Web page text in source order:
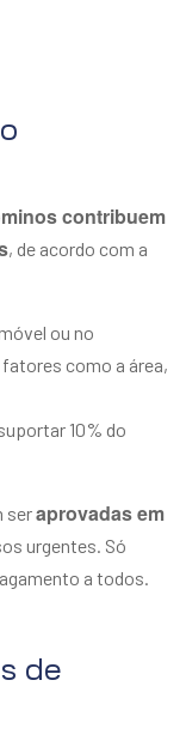
contribuem
, de acordo com a
ou no
como a área,
10% do
seraprovadas em
urgentes. Só
a todos.
de